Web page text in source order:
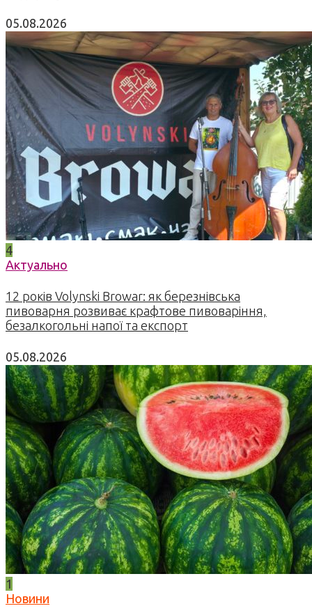
05.08.2026
4
Актуально
12 років Volynski Browar: як березнівська
пивоварня розвиває крафтове пивоваріння,
безалкогольні напої та експорт
05.08.2026
1
Новини